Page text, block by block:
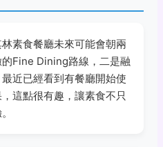
素食餐廳未來可能會朝兩
Fine Dining路線，二是融
近已經看到有餐廳開始使
這點很有趣，讓素食不只